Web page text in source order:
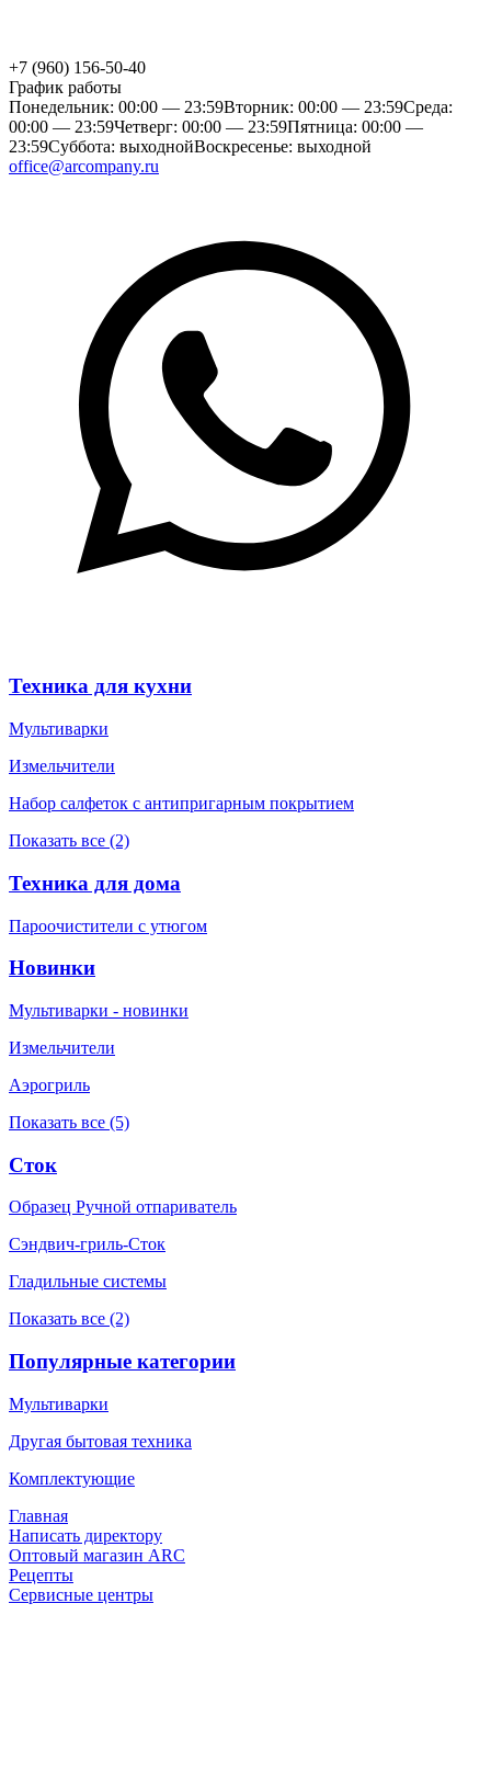
+7 (960) 156-50-40
График работы
Понедельник: 00:00 — 23:59Вторник: 00:00 — 23:59Среда:
00:00 — 23:59Четверг: 00:00 — 23:59Пятница: 00:00 —
23:59Суббота: выходнойВоскресенье: выходной
office@arcompany.ru
Техника для кухни
Мультиварки
Измельчители
Набор салфеток с антипригарным покрытием
Показать все (2)
Техника для дома
Пароочистители с утюгом
Новинки
Мультиварки - новинки
Измельчители
Аэрогриль
Показать все (5)
Сток
Образец Ручной отпариватель
Сэндвич-гриль-Сток
Гладильные системы
Показать все (2)
Популярные категории
Мультиварки
Другая бытовая техника
Комплектующие
Главная
Написать директору
Оптовый магазин ARC
Рецепты
Сервисные центры